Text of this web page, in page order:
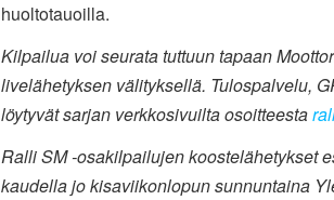
huoltotauoilla.
Kilpailua voi seurata tuttuun tapaan
livelähetyksen välityksellä. Tulospalvelu,
löytyvät sarjan verkkosivuilta osoitteesta
Ralli SM -osakilpailujen koostelähetykset
kaudella jo kisaviikonlopun sunnuntaina